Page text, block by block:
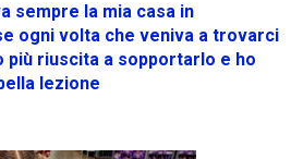
sempre la mia casa in
ogni volta che veniva a trovarci
più riuscita a sopportarlo e ho
lezione